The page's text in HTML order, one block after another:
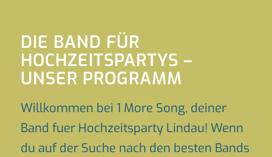
DIE BAND FÜR
HOCHZEITSPARTYS –
UNSER PROGRAMM
Willkommen bei 1 More Song, deiner
Band fuer Hochzeitsparty Lindau! Wenn
du auf der Suche nach den besten Bands